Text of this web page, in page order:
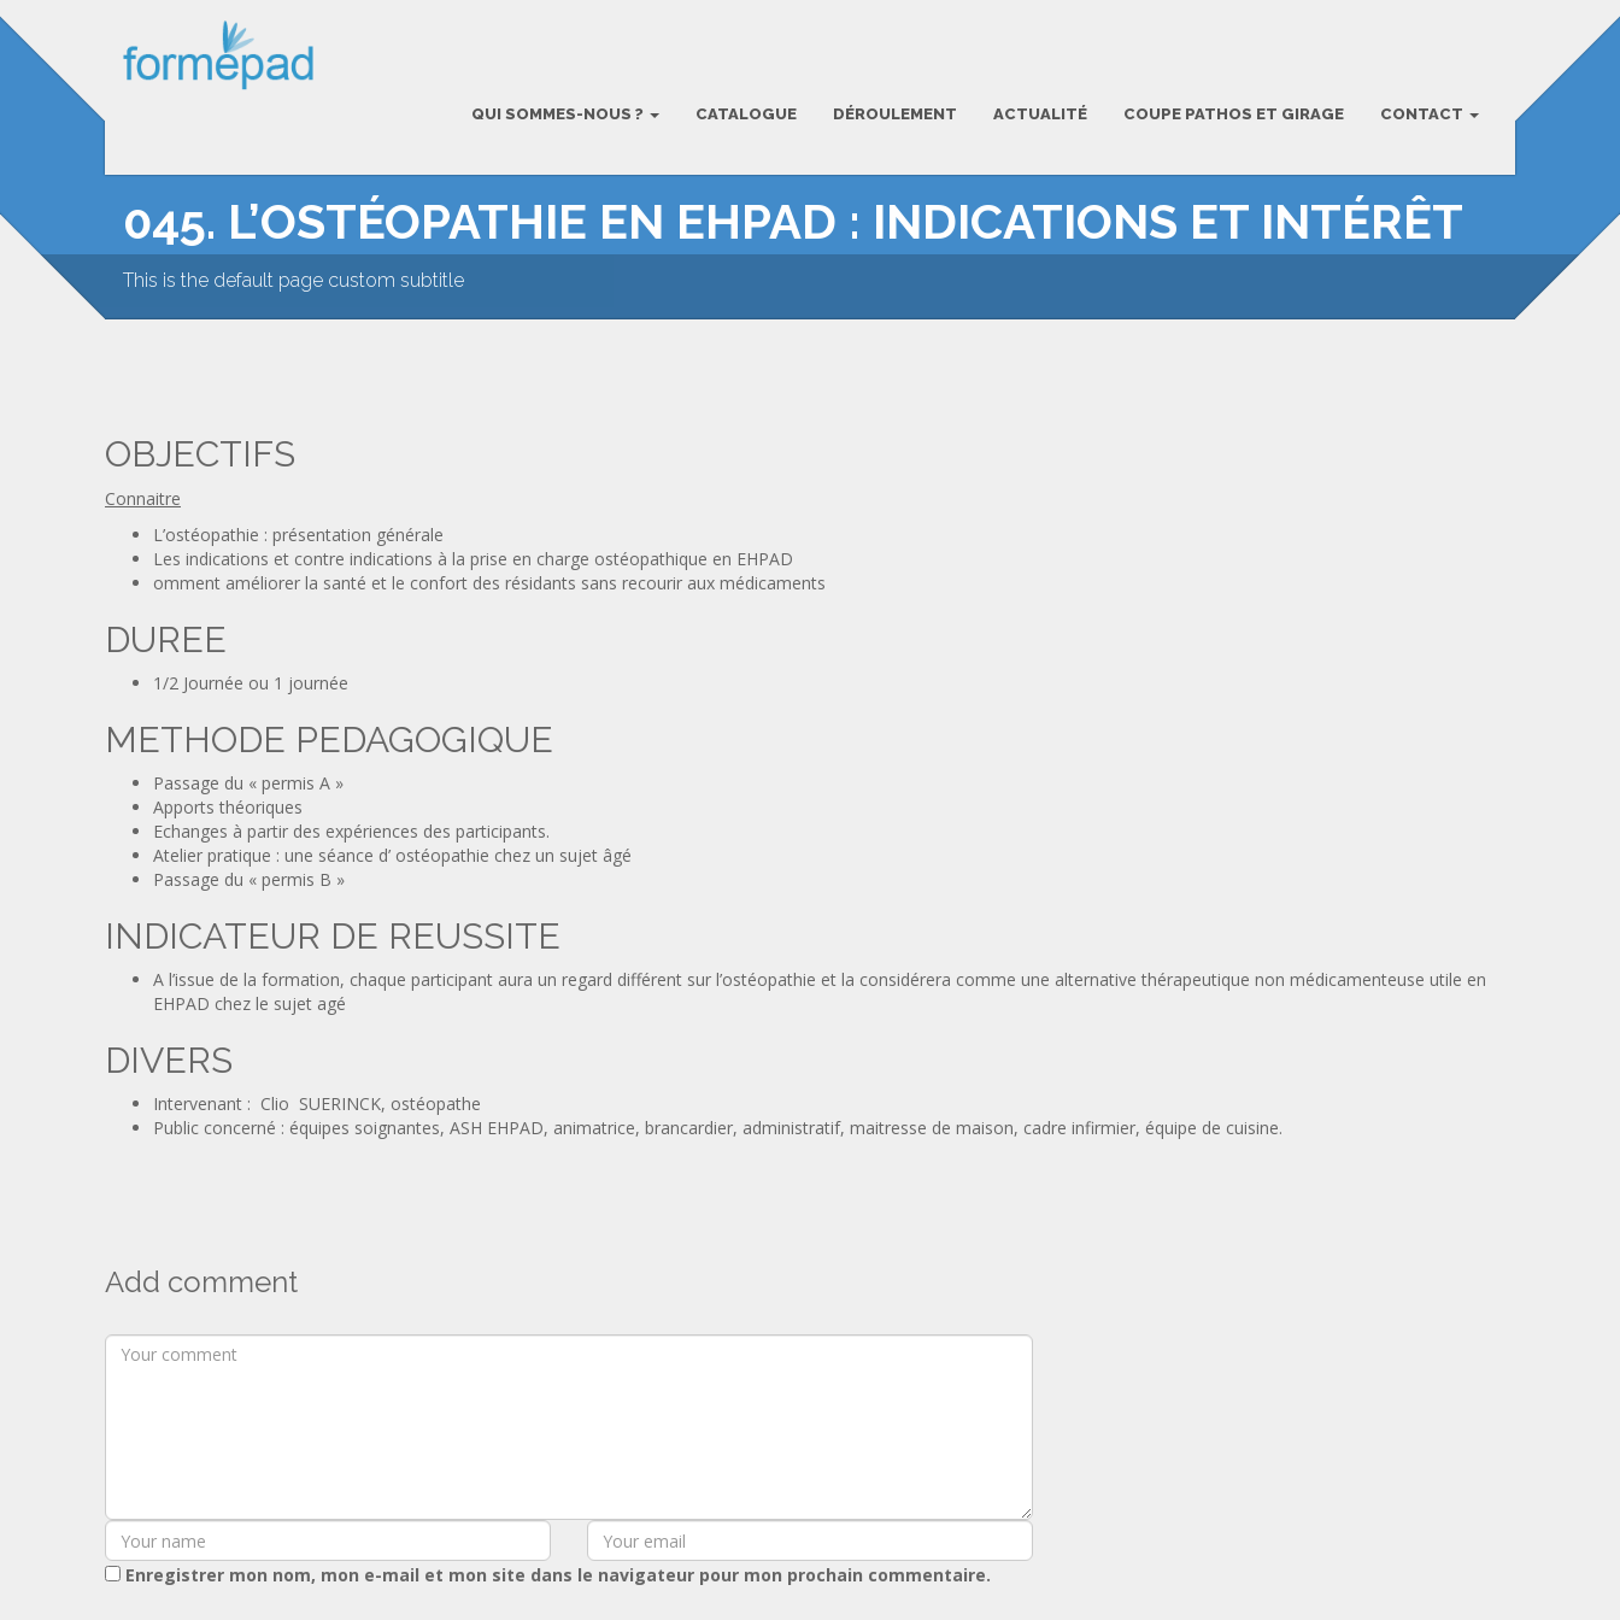
QUI SOMMES-NOUS ? CATALOGUE DÉROULEMENT ACTUALITÉ COUPE PATHOS ET GIRAGE CONTACT
045. L’OSTÉOPATHIE EN EHPAD : INDICATIONS ET INTÉRÊT
This is the default page custom subtitle
OBJECTIFS
Connaitre
L’ostéopathie : présentation générale
Les indications et contre indications à la prise en charge ostéopathique en EHPAD
omment améliorer la santé et le confort des résidants sans recourir aux médicaments
DUREE
1/2 Journée ou 1 journée
METHODE PEDAGOGIQUE
Passage du « permis A »
Apports théoriques
Echanges à partir des expériences des participants.
Atelier pratique : une séance d’ ostéopathie chez un sujet âgé
Passage du « permis B »
INDICATEUR DE REUSSITE
A l’issue de la formation, chaque participant aura un regard différent sur l’ostéopathie et la considérera comme une alternative thérapeutique non médicamenteuse utile en
EHPAD chez le sujet agé
DIVERS
Intervenant : Clio SUERINCK, ostéopathe
Public concerné : équipes soignantes, ASH EHPAD, animatrice, brancardier, administratif, maitresse de maison, cadre infirmier, équipe de cuisine.
Add comment
Enregistrer mon nom, mon e-mail et mon site dans le navigateur pour mon prochain commentaire.